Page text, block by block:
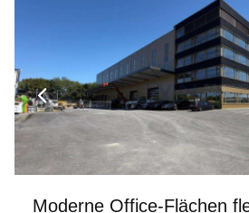
Moderne Office-Flächen